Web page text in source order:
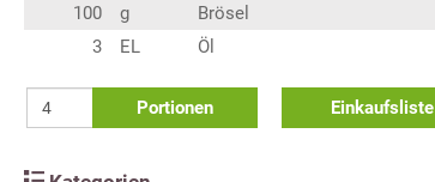
100
g
Brösel
3
EL Öl
Portionen Einkaufsliste